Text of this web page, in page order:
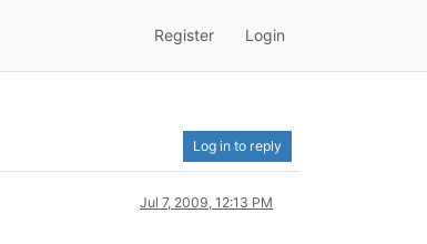
Register Login
Log in to reply
Jul 7, 2009, 12:13 PM